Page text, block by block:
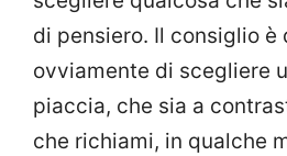
di pensiero. Il consiglio è
ovviamente di scegliere
piaccia, che sia a
che richiami, in qualche